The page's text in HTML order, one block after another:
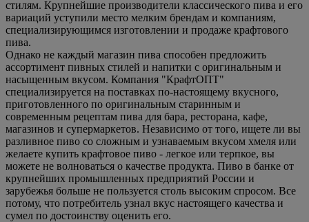
стилям. Крупнейшие производители классического пива и его
вариаций уступили место мелким брендам и компаниям,
специализирующимся изготовлении и продаже крафтового
пива.
Однако не каждый магазин пива способен предложить
ассортимент пивных стилей и напитки с оригинальным и
насыщенным вкусом. Компания "КрафтОПТ"
специализируется на поставках по-настоящему вкусного,
приготовленного по оригинальным старинным и
современным рецептам пива для бара, ресторана, кафе,
магазинов и супермаркетов. Независимо от того, ищете ли вы
разливное пиво со сложным и узнаваемым вкусом хмеля или
желаете купить крафтовое пиво - легкое или терпкое, вы
можете не волноваться о качестве продукта. Пиво в банке от
крупнейших промышленных предприятий России и
зарубежья больше не пользуется столь высоким спросом. Все
потому, что потребитель узнал вкус настоящего качества и
сумел по достоинству оценить его.